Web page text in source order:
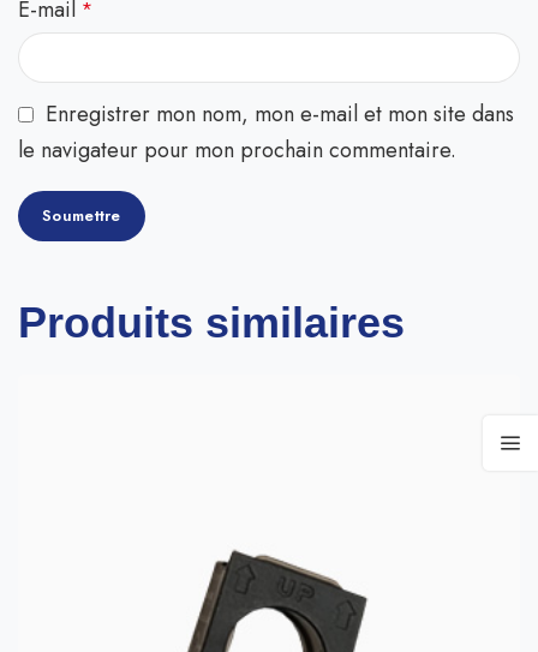
E-mail *
Enregistrer mon nom, mon e-mail et mon site dans
le navigateur pour mon prochain commentaire.
Produits similaires